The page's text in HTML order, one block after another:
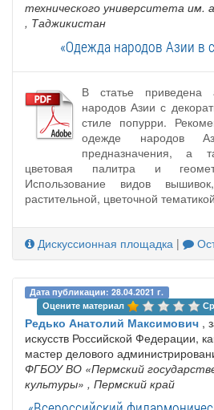
технического университета им.
, Таджикистан
«Одежда народов Азии в
В статье приведена
народов Азии с
стиле попурри.
одежде народов
предназначения, а
цветовая палитра и
Использование видов
растительной, цветочной
Дискуссионная площадка |
Дата публикации: 28.04.2021 г.
Оцените материал
Редько Анатолий Максимович ,
искусств Российской Федерации,
мастер делового
ФГБОУ ВО «Пермский
культуры» , Пермский край